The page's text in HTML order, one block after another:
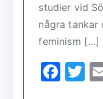
studier vid
några tankar
feminism […]
F
T